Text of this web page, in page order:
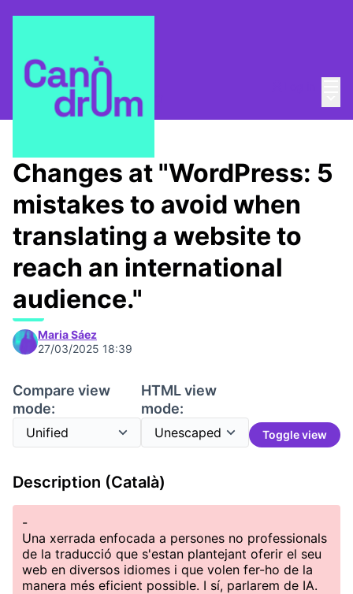
/ Canòdrom Obert
Changes at "WordPress: 5
mistakes to avoid when
translating a website to
reach an international
audience."
Maria Sáez
27/03/2025 18:39
Compare view
mode:
HTML view
mode:
Toggle view
Description (Català)
-
Una xerrada enfocada a persones no professionals
de la traducció que s'estan plantejant oferir el seu
web en diversos idiomes i que volen fer-ho de la
manera més eficient possible. I sí, parlarem de IA.